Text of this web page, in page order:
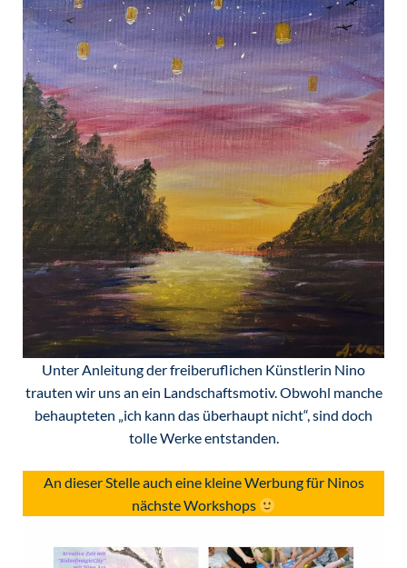
Unter Anleitung der freiberuflichen Künstlerin Nino
trauten wir uns an ein Landschaftsmotiv. Obwohl manche
behaupteten „ich kann das überhaupt nicht“, sind doch
tolle Werke entstanden.
An dieser Stelle auch eine kleine Werbung für Ninos
nächste Workshops